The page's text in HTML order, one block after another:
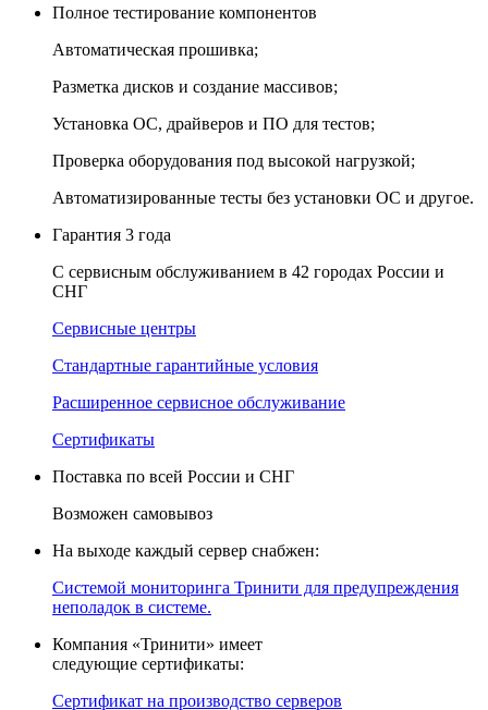
Полное тестирование компонентов
Автоматическая прошивка;
Разметка дисков и создание массивов;
Установка ОС, драйверов и ПО для тестов;
Проверка оборудования под высокой нагрузкой;
Автоматизированные тесты без установки ОС и другое.
Гарантия 3 года
С сервисным обслуживанием в 42 городах России и
СНГ
Сервисные центры
Стандартные гарантийные условия
Расширенное сервисное обслуживание
Сертификаты
Поставка по всей России и СНГ
Возможен самовывоз
На выходе каждый сервер снабжен:
Системой мониторинга Тринити для предупреждения
неполадок в системе.
Компания «Тринити» имеет
следующие сертификаты:
Сертификат на производство серверов